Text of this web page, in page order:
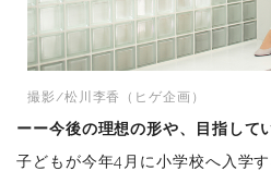
撮影/松川李香（ヒゲ企画）
ーー今後の理想の形や、目指して
子どもが今年4月に小学校へ入学